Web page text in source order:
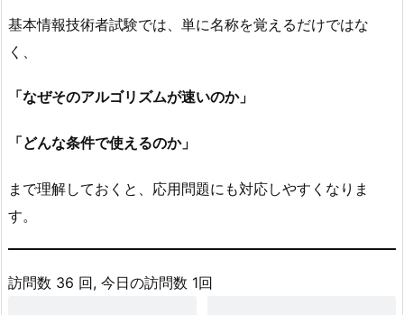
基本情報技術者試験では、単に名称を覚えるだけではな
く、
「なぜそのアルゴリズムが速いのか」
「どんな条件で使えるのか」
まで理解しておくと、応用問題にも対応しやすくなりま
す。
訪問数 36 回, 今日の訪問数 1回